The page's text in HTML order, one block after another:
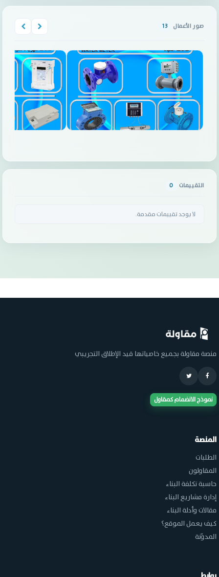
صور الأعمال 13
التقييمات 0
لا يوجد تقييمات مقدمة.
منصة مقاولة بجميع خاصياتها قيد الإطلاق التجريبي
نموذج الانضمام كمقاول
المنصة
الطلبات
المقاولون
حاسبة تكلفة البناء
إدارة مشاريع البناء
مقالات وأدلة البناء
كيف يعمل الموقع؟
المدوّنة